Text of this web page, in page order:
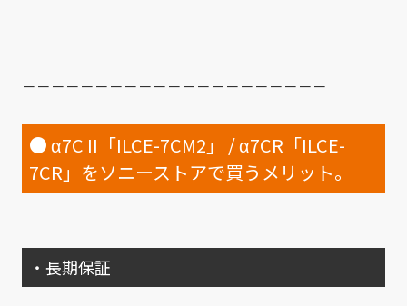
－－－－－－－－－－－－－－－－－－－－－
● α7C II「ILCE-7CM2」 / α7CR「ILCE-
7CR」をソニーストアで買うメリット。
・長期保証